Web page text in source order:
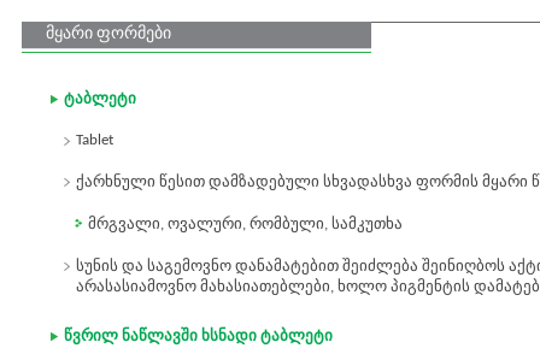
მყარი ფორმები
ტაბლეტი
Tablet
ქარხნული წესით დამზადებული სხვადასხვა ფორმის მყარი
მრგვალი, ოვალური, რომბული, სამკუთხა
სუნის და საგემოვნო დანამატებით შეიძლება შეინიღბოს
არასასიამოვნო მახასიათებლები, ხოლო პიგმენტის
წვრილ ნაწლავში ხსნადი ტაბლეტი